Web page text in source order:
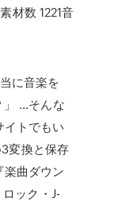
材数 1221音
に音楽を
」 …そんな
トでもい
変換と保存
曲ダウン
ック・J-